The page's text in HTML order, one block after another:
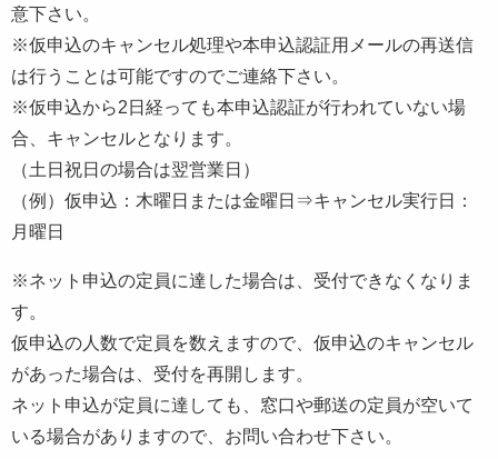
意下さい。
※仮申込のキャンセル処理や本申込認証用メールの再送信
は行うことは可能ですのでご連絡下さい。
※仮申込から2日経っても本申込認証が行われていない場
合、キャンセルとなります。
（土日祝日の場合は翌営業日）
（例）仮申込：木曜日または金曜日⇒キャンセル実行日：
月曜日
※ネット申込の定員に達した場合は、受付できなくなりま
す。
仮申込の人数で定員を数えますので、仮申込のキャンセル
があった場合は、受付を再開します。
ネット申込が定員に達しても、窓口や郵送の定員が空いて
いる場合がありますので、お問い合わせ下さい。